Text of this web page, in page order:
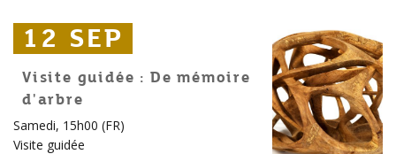
12 SEP
12 SEP
12 SEP
Visite guidée : De mémoire
d'arbre
Samedi, 15h00 (FR)
Visite guidée